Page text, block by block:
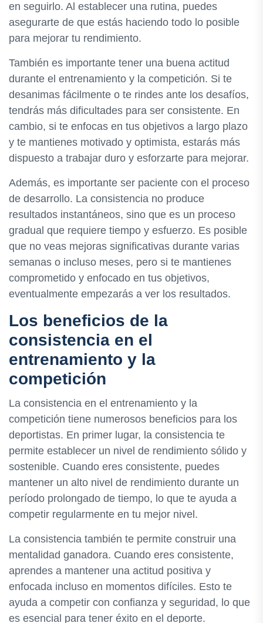
en seguirlo. Al establecer una rutina, puedes
asegurarte de que estás haciendo todo lo posible
para mejorar tu rendimiento.
También es importante tener una buena actitud
durante el entrenamiento y la competición. Si te
desanimas fácilmente o te rindes ante los desafíos,
tendrás más dificultades para ser consistente. En
cambio, si te enfocas en tus objetivos a largo plazo
y te mantienes motivado y optimista, estarás más
dispuesto a trabajar duro y esforzarte para mejorar.
Además, es importante ser paciente con el proceso
de desarrollo. La consistencia no produce
resultados instantáneos, sino que es un proceso
gradual que requiere tiempo y esfuerzo. Es posible
que no veas mejoras significativas durante varias
semanas o incluso meses, pero si te mantienes
comprometido y enfocado en tus objetivos,
eventualmente empezarás a ver los resultados.
Los beneficios de la
consistencia en el
entrenamiento y la
competición
La consistencia en el entrenamiento y la
competición tiene numerosos beneficios para los
deportistas. En primer lugar, la consistencia te
permite establecer un nivel de rendimiento sólido y
sostenible. Cuando eres consistente, puedes
mantener un alto nivel de rendimiento durante un
período prolongado de tiempo, lo que te ayuda a
competir regularmente en tu mejor nivel.
La consistencia también te permite construir una
mentalidad ganadora. Cuando eres consistente,
aprendes a mantener una actitud positiva y
enfocada incluso en momentos difíciles. Esto te
ayuda a competir con confianza y seguridad, lo que
es esencial para tener éxito en el deporte.